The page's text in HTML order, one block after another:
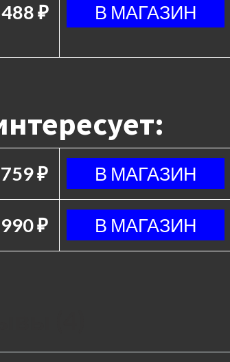
488 ₽
759 ₽
990 ₽